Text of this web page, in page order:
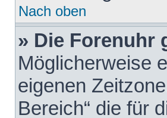
Nach oben
» Die Forenuhr
Möglicherweise
eigenen
Bereich“ die für